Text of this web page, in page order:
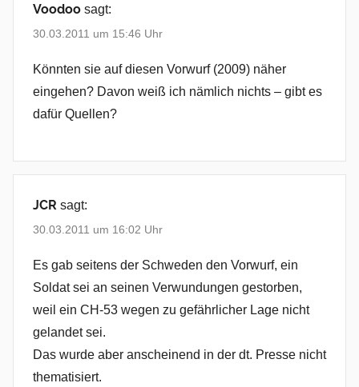
Voodoo sagt:
30.03.2011 um 15:46 Uhr
Könnten sie auf diesen Vorwurf (2009) näher
eingehen? Davon weiß ich nämlich nichts – gibt es
dafür Quellen?
JCR sagt:
30.03.2011 um 16:02 Uhr
Es gab seitens der Schweden den Vorwurf, ein
Soldat sei an seinen Verwundungen gestorben,
weil ein CH-53 wegen zu gefährlicher Lage nicht
gelandet sei.
Das wurde aber anscheinend in der dt. Presse nicht
thematisiert.